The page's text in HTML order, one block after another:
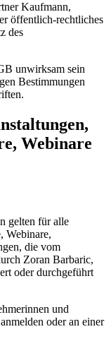
Kaufmann,
öffentlich-rechtliches
des
unwirksam sein
Bestimmungen
Webinare
gelten für alle
Webinare,
die vom
Zoran Barbaric,
oder durchgeführt
und
oder an einer